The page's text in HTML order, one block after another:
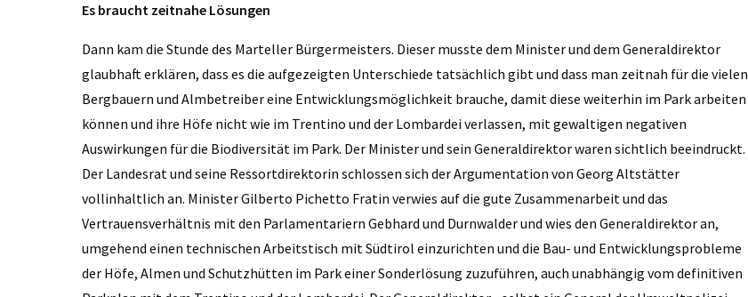
Es braucht zeitnahe Lösungen
Dann kam die Stunde des Marteller Bürgermeisters. Dieser musste dem Minister und dem Generaldirektor
glaubhaft erklären, dass es die aufgezeigten Unterschiede tatsächlich gibt und dass man zeitnah für die vielen
Bergbauern und Almbetreiber eine Entwicklungsmöglichkeit brauche, damit diese weiterhin im Park arbeiten
können und ihre Höfe nicht wie im Trentino und der Lombardei verlassen, mit gewaltigen negativen
Auswirkungen für die Biodiversität im Park. Der Minister und sein Generaldirektor waren sichtlich beeindruckt.
Der Landesrat und seine Ressortdirektorin schlossen sich der Argumentation von Georg Altstätter
vollinhaltlich an. Minister Gilberto Pichetto Fratin verwies auf die gute Zusammenarbeit und das
Vertrauensverhältnis mit den Parlamentariern Gebhard und Durnwalder und wies den Generaldirektor an,
umgehend einen technischen Arbeitstisch mit Südtirol einzurichten und die Bau- und Entwicklungsprobleme
der Höfe, Almen und Schutzhütten im Park einer Sonderlösung zuzuführen, auch unabhängig vom definitiven